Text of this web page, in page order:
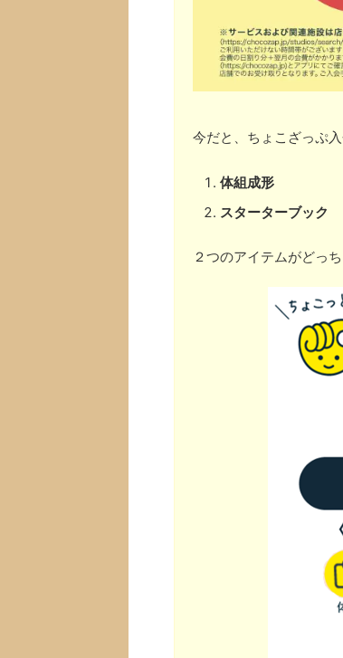
今だと、ちょこざっぷ
体組成形
スターターブック
２つのアイテムがどっ